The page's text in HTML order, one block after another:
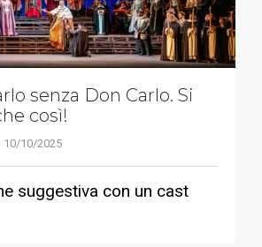
senza Don Carlo. Si
così!
10/10/2025
suggestiva con un cast